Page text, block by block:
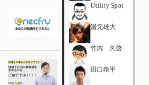
Utility Spot
湯元雄大
竹内 久啓
田口恭平